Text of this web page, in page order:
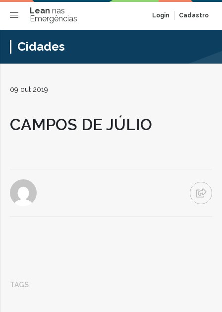
Lean nas
Emergências
Login Cadastro
Cidades
09 out 2019
CAMPOS DE JÚLIO
TAGS